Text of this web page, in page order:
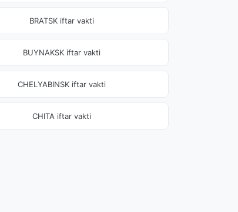
BRATSK iftar vakti
BUYNAKSK iftar vakti
CHELYABINSK iftar vakti
CHITA iftar vakti